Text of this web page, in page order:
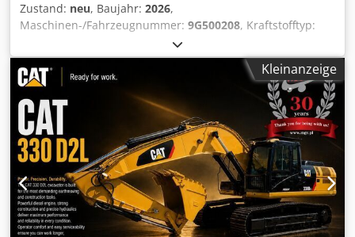
Zustand: neu, Baujahr: 2026,
Maschinen-/Fahrzeugnummer: 9G500208, Kraftstofftyp:
Caterpillar 3512B
Verwendungszweck: Bauwesen Leergewicht: 14.250 kg
Generatorleistung: 1.421 kVA Abmessungen des
Laderaums: 605 x 266 x 232 cm Cedpfezhzw Dox Afderf
Wenden Sie sich an Team DPX, um weitere Informationen
zu erhalten.
Kleinanzeige